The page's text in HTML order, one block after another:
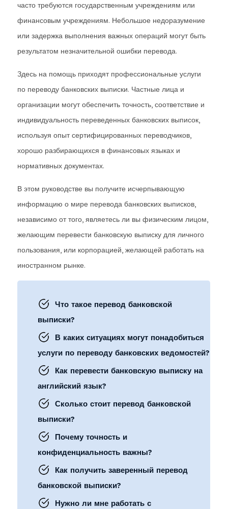
часто требуются государственным учреждениям или
финансовым учреждениям. Небольшое недоразумение
или задержка выполнения важных операций могут быть
результатом незначительной ошибки перевода.
Здесь на помощь приходят профессиональные услуги
по переводу банковских выписки. Частные лица и
организации могут обеспечить точность, соответствие и
индивидуальность переведенных банковских выписок,
используя опыт сертифицированных переводчиков,
хорошо разбирающихся в финансовых языках и
нормативных документах.
В этом руководстве вы получите исчерпывающую
информацию о мире перевода банковских выписков,
независимо от того, являетесь ли вы физическим лицом,
желающим перевести банковскую выписку для личного
пользования, или корпорацией, желающей работать на
иностранном рынке.
Что такое перевод банковской
выписки?
В каких ситуациях могут понадобиться
услуги по переводу банковских ведомостей?
Как перевести банковскую выписку на
английский язык?
Сколько стоит перевод банковской
выписки?
Почему точность и
конфиденциальность важны?
Как получить заверенный перевод
банковской выписки?
Нужно ли мне работать с